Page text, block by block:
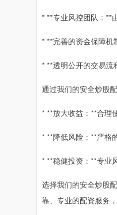
* **专业风控团队：**
* **完善的资金保障机
* **透明公开的交易流
通过我们的安全炒股
* **放大收益：**合理
* **降低风险：**严格
* **稳健投资：**专业
选择我们的安全炒股
靠、专业的配资服务